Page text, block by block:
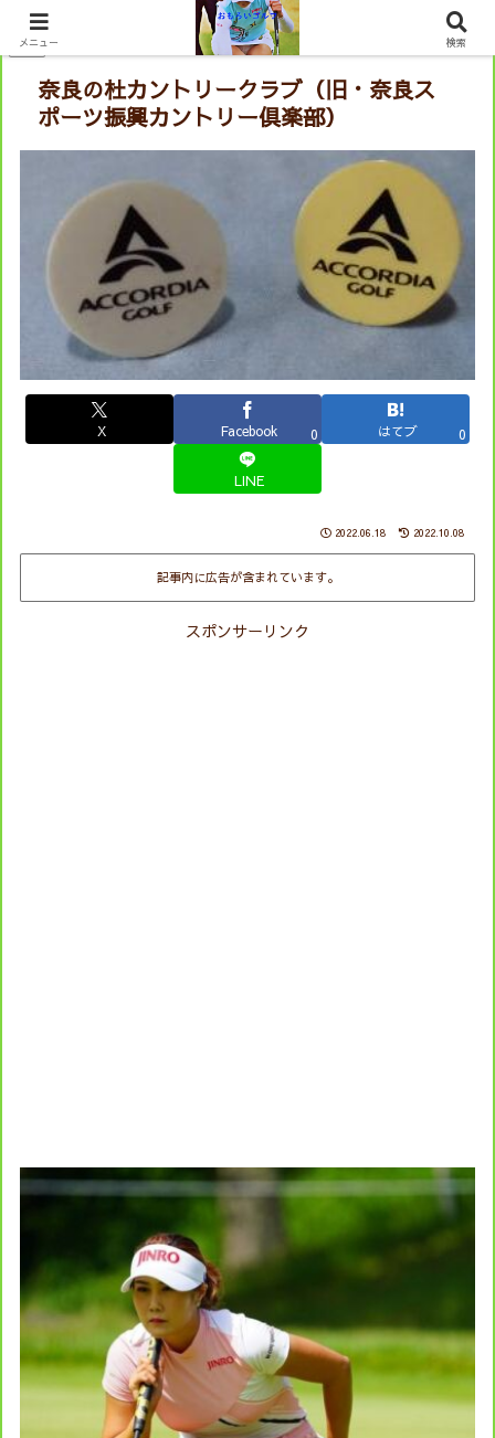
PR
奈良の杜カントリークラブ（旧・奈良ス
ポーツ振興カントリー倶楽部）
X Facebook 0 はてブ 0
LINE
2022.06.18 2022.10.08
記事内に広告が含まれています。
スポンサーリンク
メニュー 検索